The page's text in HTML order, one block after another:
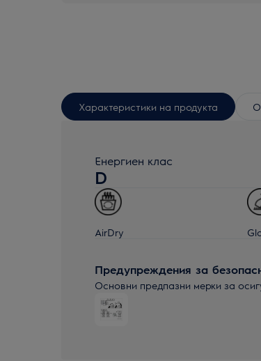
Характеристики на продукта
Енергиен клас
D
AirDry
Предупреждения за
Основни предпазни мерки за